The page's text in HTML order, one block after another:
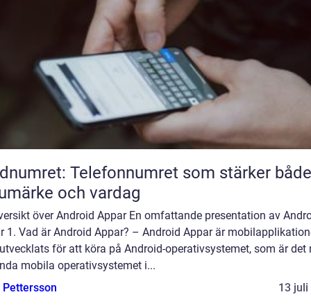
Telefonnumret som stärker både
och vardag
över Android Appar En omfattande presentation av
1. Vad är Android Appar? – Android Appar är
för att köra på Android-operativsystemet, som är det
mobila operativsystemet i...
13 juli